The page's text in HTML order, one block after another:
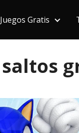
Juegos Gratis
saltos